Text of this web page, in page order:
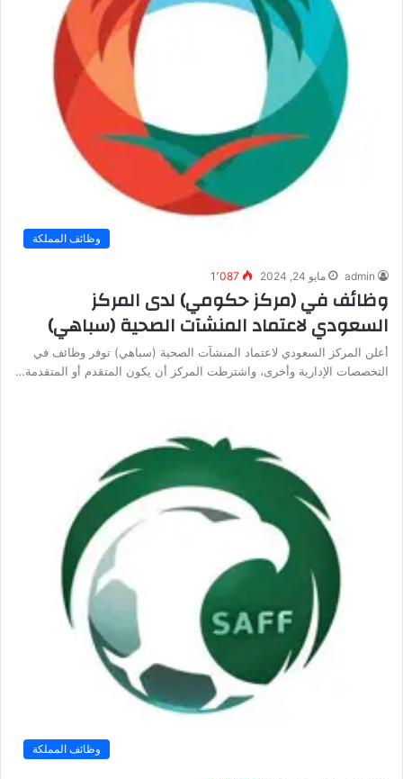
وظائف المملكة
admin مايو 24, 2024 1٬087
وظائف في (مركز حكومي) لدى المركز
السعودي لاعتماد المنشآت الصحية (سباهي)
أعلن المركز السعودي لاعتماد المنشآت الصحية (سباهي) توفر وظائف في
التخصصات الإدارية وأخرى، واشترطت المركز أن يكون المتقدم أو المتقدمة…
وظائف المملكة